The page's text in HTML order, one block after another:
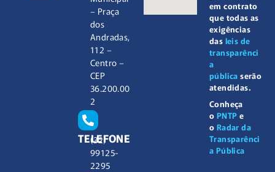
– Praça
dos
Andradas,
112 –
Centro –
CEP
36.200.00
2
TELEFONE
(32)
99125-
2295
em contrato
que todas as
exigências
das leis de
transparênci
a
pública serão
atendidas.
Conheça
o PNTP e
o Radar da
Transparênci
a Pública